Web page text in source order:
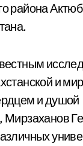
района
и
и душой
Мирзаханов